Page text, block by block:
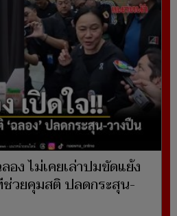
อง ไม่เคยเล่าปมขัดแย้ง
ช่วยคุมสติ ปลดกระสุน-